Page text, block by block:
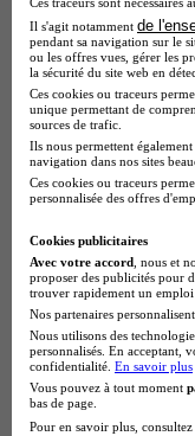
BTS Esf en
BTS Dietetique
BTS Mco en
BTS Pi en
BTS Sp3s en
Master CCA en
BTS Ndrc en
BTS Sam en
Cap Fleuriste en
BTS Sio en
BTS Gpme en
Cap Electricien
BTS Gpn en
BTS Domotique
BAC Pro Agora
BTS Sta en
BTS Iris en
BTS Tpl en
BTS Ati en
Il s'agit notamment de
pendant sa navigation sur le
ou les offres vues, gérer les
la sécurité du site web en
Ces cookies ou traceurs
unique permettant de
sources de trafic.
Ils nous permettent
navigation dans nos sites
Ces cookies ou traceurs
personnalisée des offres
Cookies publicitaires
Avec votre accord , nous et
proposer des publicités pour
trouver rapidement un
Nos partenaires
Nous utilisons des
personnalisés. En acceptant,
confidentialité. En savoir plus
Vous pouvez à tout moment
bas de page.
Pour en savoir plus,